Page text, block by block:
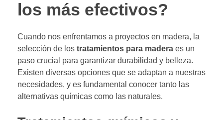
los más efectivos?
Cuando nos enfrentamos a proyectos en madera, la
selección de los tratamientos para madera es un
paso crucial para garantizar durabilidad y belleza.
Existen diversas opciones que se adaptan a nuestras
necesidades, y es fundamental conocer tanto las
alternativas químicas como las naturales.